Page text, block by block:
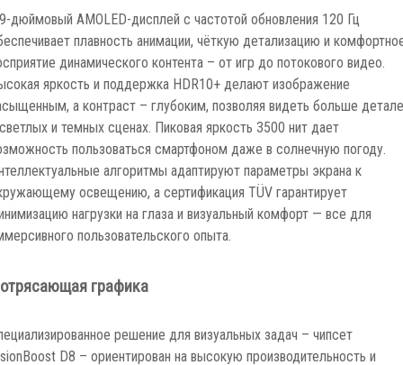
дюймовый АМOLED-дисплей с частотой обновления 120 Гц
плавность анимации, чёткую детализацию и
динамического контента – от игр до потокового видео.
яркость и поддержка HDR10+ делают изображение
а контраст – глубоким, позволяя видеть больше
и темных сценах. Пиковая яркость 3500 нит дает
пользоваться смартфоном даже в солнечную погоду.
алгоритмы адаптируют параметры экрана к
освещению, а сертификация TÜV гарантирует
нагрузки на глаза и визуальный комфорт — все для
пользовательского опыта.
графика
решение для визуальных задач – чипсет
D8 – ориентирован на высокую производительность и